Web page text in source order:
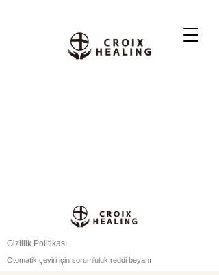
Gizlilik Politikası
Otomatik çeviri için sorumluluk reddi beyanı